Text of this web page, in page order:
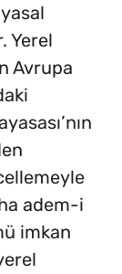
Yerel
Avrupa
adem-i
imkan